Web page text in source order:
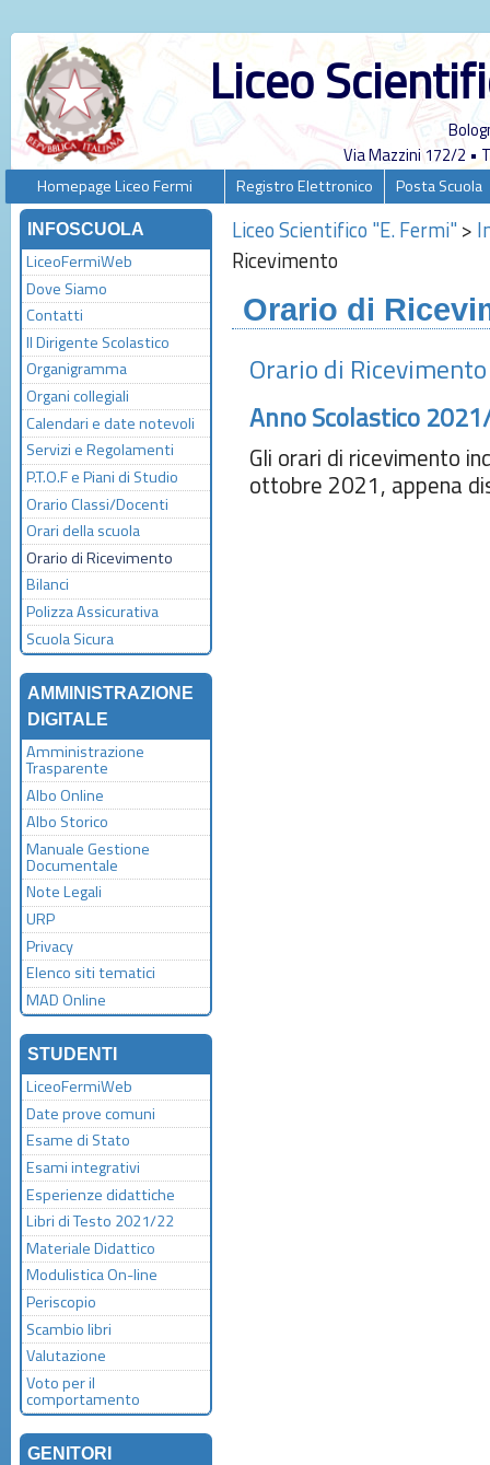
Liceo
Via Mazzini 172/2 •
Homepage Liceo Fermi Registro Elettronico Posta Scuola
INFOSCUOLA
LiceoFermiWeb
Dove Siamo
Contatti
Il Dirigente Scolastico
Organigramma
Organi collegiali
Calendari e date notevoli
Servizi e Regolamenti
P.T.O.F e Piani di Studio
Orario Classi/Docenti
Orari della scuola
Orario di Ricevimento
Bilanci
Polizza Assicurativa
Scuola Sicura
AMMINISTRAZIONE
DIGITALE
Amministrazione
Trasparente
Albo Online
Albo Storico
Manuale Gestione
Documentale
Note Legali
URP
Privacy
Elenco siti tematici
MAD Online
STUDENTI
LiceoFermiWeb
Date prove comuni
Esame di Stato
Esami integrativi
Esperienze didattiche
Libri di Testo 2021/22
Materiale Didattico
Modulistica On-line
Periscopio
Scambio libri
Valutazione
Voto per il
comportamento
GENITORI
Liceo Scientifico "E. Fermi" >
Ricevimento
Orario di
Orario di
Anno Scolastico
Gli orari di ricevimento
ottobre 2021, appena